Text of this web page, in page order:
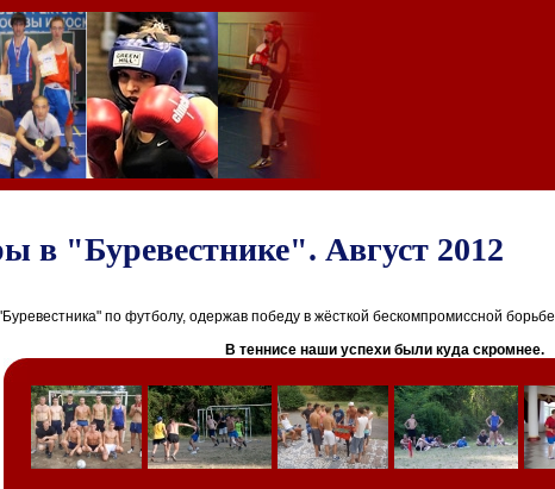
в "Буревестнике". Август 2012
по футболу, одержав победу в жёсткой бескомпромиссной борьбе.
В теннисе наши успехи были куда скромнее.